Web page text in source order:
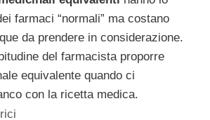
farmaci “normali” ma costano
da prendere in considerazione.
del farmacista proporre
equivalente quando ci
con la ricetta medica.